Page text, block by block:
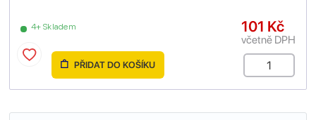
4+ Skladem 101 Kč
včetně DPH
PŘIDAT DO KOŠÍKU